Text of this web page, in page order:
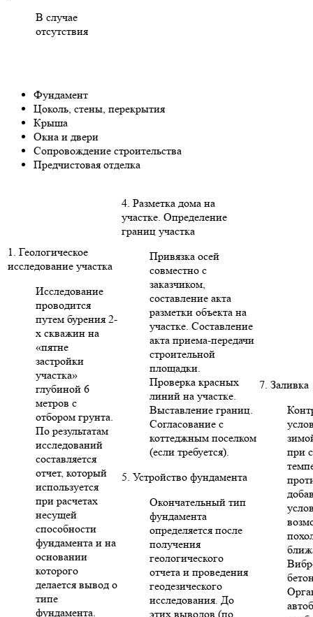
В случае
отсутствия
Фундамент
Цоколь, стены, перекрытия
Крыша
Окна и двери
Сопровождение строительства
Предчистовая отделка
1. Геологическое
исследование участка
Исследование
проводится
путем бурения 2-
х скважин на
«пятне
застройки
участка»
глубиной 6
метров с
отбором грунта.
По результатам
исследований
составляется
отчет, который
используется
при расчетах
несущей
способности
фундамента и на
основании
которого
делается вывод о
типе
фундамента.
4. Разметка дома на
участке. Определение
границ участка
Привязка осей
совместно с
заказчиком,
составление акта
разметки объекта на
участке. Составление
акта приема-передачи
строительной
площадки.
Проверка красных
линий на участке.
Выставление границ.
Согласование с
коттеджным поселком
(если требуется).
5. Устройство фундамента
Окончательный тип
фундамента
определяется после
получения
геологического
отчета и проведения
геодезического
исследования. До
этих выводов (по
7. Заливка
при